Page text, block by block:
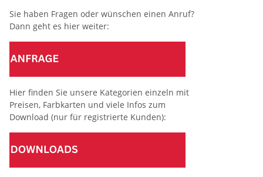
Sie haben Fragen oder wünschen einen Anruf?
Dann geht es hier weiter:
Hier finden Sie unsere Kategorien einzeln mit
Preisen, Farbkarten und viele Infos zum
Download (nur für registrierte Kunden):